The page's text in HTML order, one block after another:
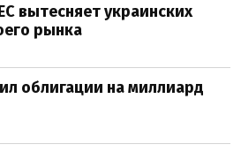
вытесняет украинских
рынка
облигации на миллиард